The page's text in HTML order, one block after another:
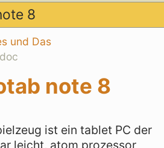
8
und Das
note 8
ist ein tablet PC der
leicht, atom prozessor